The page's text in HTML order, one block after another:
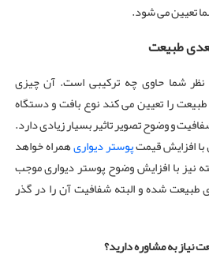
تعیین می شود.
طبیعت
نظر شما حاوی چه ترکیبی است. آن چیزی
را تعیین می کند نوع بافت و دستگاه
و وضوح تصویر تاثیر بسیار زیادی دارد.
افزایش قیمتپوستر دیواریهمراه خواهد
نیز با افزایش وضوح پوستر دیواری موجب
شده و البته شفافیت آن را در گذر
نیاز به مشاوره دارید؟